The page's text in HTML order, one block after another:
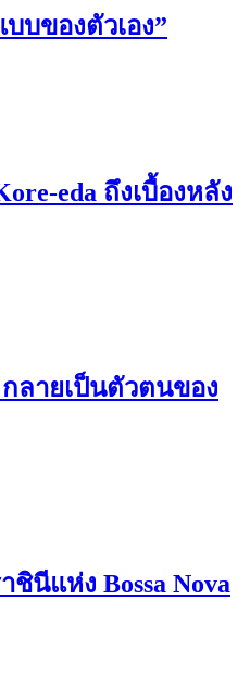
บของตัวเอง”
eda ถึงเบื้องหลัง
กลายเป็นตัวตนของ
นีแห่ง Bossa Nova